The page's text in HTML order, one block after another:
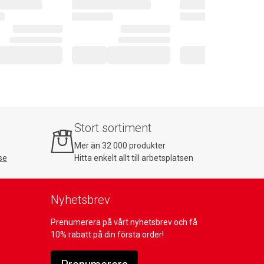
Stort sortiment
Mer än 32 000 produkter
Hitta enkelt allt till arbetsplatsen
Nyhetsbrev
Prenumerera på vårt nyhetsbrev och få
10% rabatt på din första order!